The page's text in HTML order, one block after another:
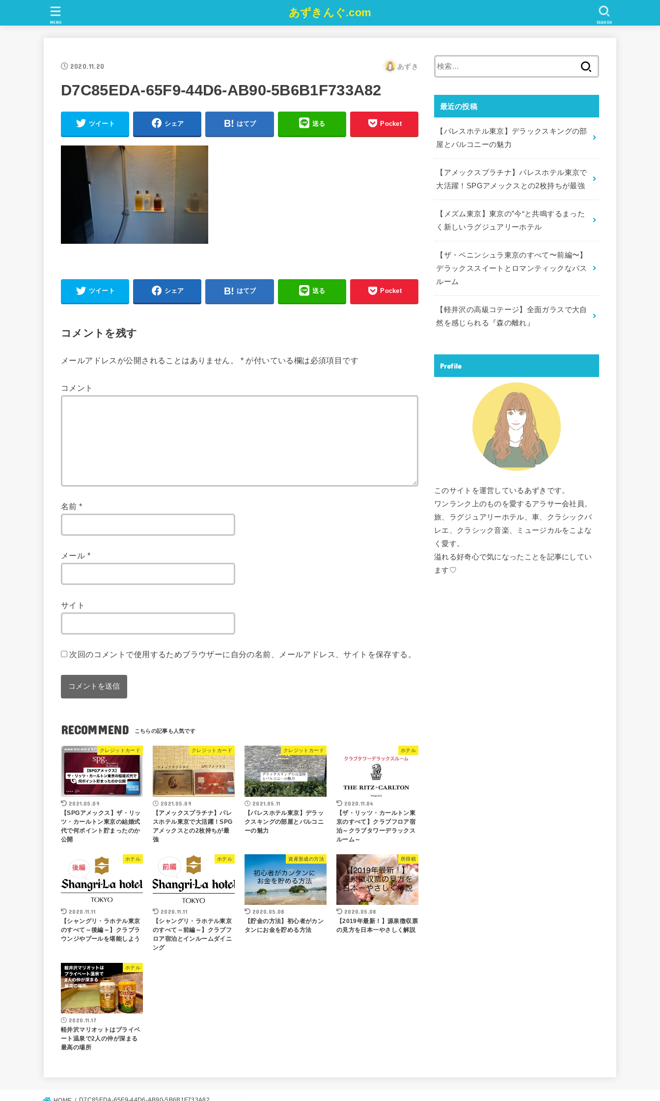
あずきんぐ.com
SEARCH
MENU
2020.11.20 あずき
D7C85EDA-65F9-44D6-AB90-5B6B1F733A82
ツイート シェア はてブ 送る Pocket
ツイート シェア はてブ 送る Pocket
コメントを残す
メールアドレスが公開されることはありません。 *が付いている欄は必須項目です
コメント
名前*
メール *
サイト
次回のコメントで使用するためブラウザーに自分の名前、メールアドレス、サイトを保存する。
RECOMMEND
クレジットカード
2021.05.09
【SPGアメックス】ザ・リッ
ツ・カールトン東京の結婚式
代で何ポイント貯まったのか
公開
クレジットカード
2021.05.09
【アメックスプラチナ】パレ
スホテル東京で大活躍！SPG
アメックスとの2枚持ちが最
強
クレジットカード
2021.05.11
【パレスホテル東京】デラッ
クスキングの部屋とバルコニ
ーの魅力
ホテル
2020.11.04
【ザ・リッツ・カールトン東
京のすべて】クラブフロア宿
泊～クラブタワーデラックス
ルーム～
ホテル
2020.11.11
【シャングリ・ラホテル東京
のすべて～後編～】クラブラ
ウンジやプールを堪能しよう
ホテル
2020.11.11
【シャングリ・ラホテル東京
のすべて～前編～】クラブフ
ロア宿泊とインルームダイニ
ング
資産形成の方法
2020.05.08
【貯金の方法】初心者がカン
タンにお金を貯める方法
所得税
2020.05.08
【2019年最新！】源泉徴収票
の見方を日本一やさしく解説
ホテル
2020.11.17
軽井沢マリオットはプライベ
ート温泉で2人の仲が深まる
最高の場所
索
最近の投稿
【パレスホテル東京】デラックスキングの部
屋とバルコニーの魅力
【アメックスプラチナ】パレスホテル東京で
大活躍！SPGアメックスとの2枚持ちが最強
【メズム東京】東京の”今“と共鳴するまった
く新しいラグジュアリーホテル
【ザ・ペニンシュラ東京のすべて〜前編〜】
デラックススイートとロマンティックなバス
ルーム
【軽井沢の高級コテージ】全面ガラスで大自
然を感じられる『森の離れ』
Profile
このサイトを運営しているあずきです。
ワンランク上のものを愛するアラサー会社員。
旅、ラグジュアリーホテル、車、クラシックバ
レエ、クラシック音楽、ミュージカルをこよな
く愛す。
溢れる好奇心で気になったことを記事にしてい
ます♡